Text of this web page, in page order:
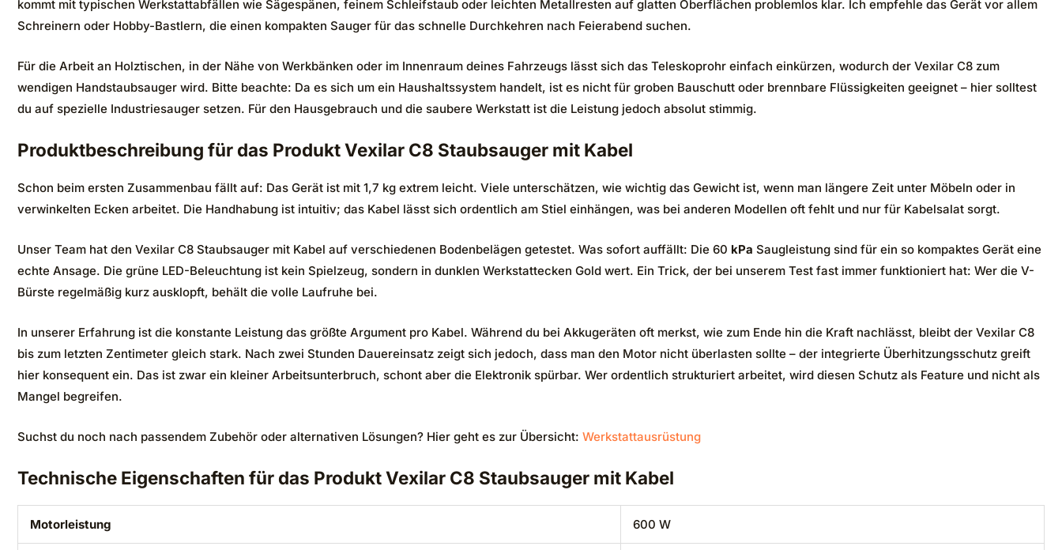
kommt mit typischen Werkstattabfällen wie Sägespänen, feinem Schleifstaub oder leichten Metallresten auf glatten Oberflächen problemlos klar. Ich empfehle das Gerät vor allem
Schreinern oder Hobby-Bastlern, die einen kompakten Sauger für das schnelle Durchkehren nach Feierabend suchen.
Für die Arbeit an Holztischen, in der Nähe von Werkbänken oder im Innenraum deines Fahrzeugs lässt sich das Teleskoprohr einfach einkürzen, wodurch der Vexilar C8 zum
wendigen Handstaubsauger wird. Bitte beachte: Da es sich um ein Haushaltssystem handelt, ist es nicht für groben Bauschutt oder brennbare Flüssigkeiten geeignet – hier solltest
du auf spezielle Industriesauger setzen. Für den Hausgebrauch und die saubere Werkstatt ist die Leistung jedoch absolut stimmig.
Produktbeschreibung für das Produkt Vexilar C8 Staubsauger mit Kabel
Schon beim ersten Zusammenbau fällt auf: Das Gerät ist mit 1,7 kg extrem leicht. Viele unterschätzen, wie wichtig das Gewicht ist, wenn man längere Zeit unter Möbeln oder in
verwinkelten Ecken arbeitet. Die Handhabung ist intuitiv; das Kabel lässt sich ordentlich am Stiel einhängen, was bei anderen Modellen oft fehlt und nur für Kabelsalat sorgt.
Unser Team hat den Vexilar C8 Staubsauger mit Kabel auf verschiedenen Bodenbelägen getestet. Was sofort auffällt: Die 60 kPa Saugleistung sind für ein so kompaktes Gerät eine
echte Ansage. Die grüne LED-Beleuchtung ist kein Spielzeug, sondern in dunklen Werkstattecken Gold wert. Ein Trick, der bei unserem Test fast immer funktioniert hat: Wer die V-
Bürste regelmäßig kurz ausklopft, behält die volle Laufruhe bei.
In unserer Erfahrung ist die konstante Leistung das größte Argument pro Kabel. Während du bei Akkugeräten oft merkst, wie zum Ende hin die Kraft nachlässt, bleibt der Vexilar C8
bis zum letzten Zentimeter gleich stark. Nach zwei Stunden Dauereinsatz zeigt sich jedoch, dass man den Motor nicht überlasten sollte – der integrierte Überhitzungsschutz greift
hier konsequent ein. Das ist zwar ein kleiner Arbeitsunterbruch, schont aber die Elektronik spürbar. Wer ordentlich strukturiert arbeitet, wird diesen Schutz als Feature und nicht als
Mangel begreifen.
Suchst du noch nach passendem Zubehör oder alternativen Lösungen? Hier geht es zur Übersicht: Werkstattausrüstung
Technische Eigenschaften für das Produkt Vexilar C8 Staubsauger mit Kabel
Motorleistung 600 W